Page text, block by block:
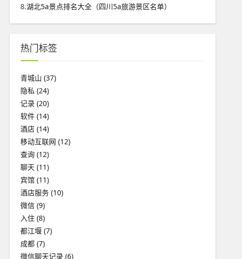
8.湖北5a景点排名大全（四川5a旅游景区名单）
热门标签
青城山 (37)
隐私 (24)
记录 (20)
软件 (14)
酒店 (14)
移动互联网 (12)
查询 (12)
聊天 (11)
宾馆 (11)
酒店服务 (10)
微信 (9)
入住 (8)
都江堰 (7)
成都 (7)
微信聊天记录 (6)